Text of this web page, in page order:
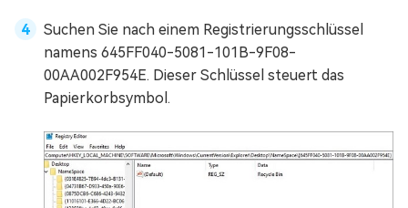
Suchen Sie nach einem Registrierungsschlüssel
namens 645FF040-5081-101B-9F08-
00AA002F954E. Dieser Schlüssel steuert das
Papierkorbsymbol.